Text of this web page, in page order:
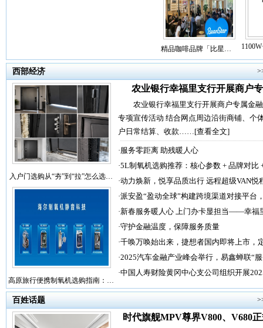
精品咖啡品牌「比星…
西部经济
入户门选购从“夯”到“拉”怎么选…
高原旅行便携制氧机选购指南：…
农业银行幸福里支行开展商户
农业银行幸福里支行开展商户专属金
专项宣传活动 结合网点周边沿街商铺、个
户日常结算、收款……[查看全文]
·服务零距离 助残暖人心
·5L制氧机选购推荐：核心参数 + 品牌对比
·动力焕新，悦享品质出行 远程超级VAN
·派安盈“盈动全球”构建跨境渠道对接平台
·新春服务暖人心 上门办卡显担当——幸
·守护金融温度，保障服务质量
·千唤万唤始出来，捷想者国内即将上市，
·2025汽车金融产业峰会举行，易鑫蝉联“
·中国人寿财险黄冈中心支公司组织开展
百姓话题
时代旗舰MPV尊界V800、V680